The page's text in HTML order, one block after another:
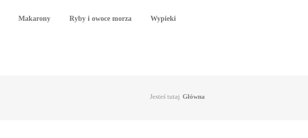
Makarony Ryby i owoce morza Wypieki
Jesteś tutaj Główna